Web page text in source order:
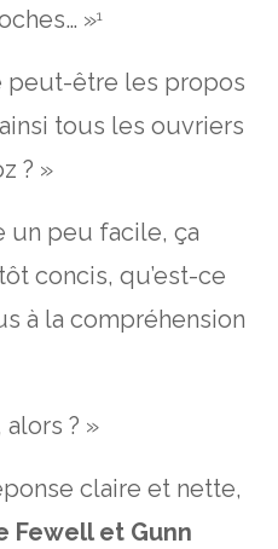
»1
peut-être les propos
tous les ouvriers
? »
un peu facile, ça
concis, qu’est-ce
à la compréhension
? »
claire et nette,
Fewell et Gunn